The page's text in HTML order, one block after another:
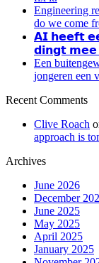
Engineering
do we come
𝗔𝗜 𝗵𝗲𝗲𝗳𝘁
𝗱𝗶𝗻𝗴𝘁 𝗺𝗲𝗲
Een
jongeren een
Recent Comments
Clive Roach
approach is
Archives
June 2026
December
June 2025
May 2025
April 2025
January 2025